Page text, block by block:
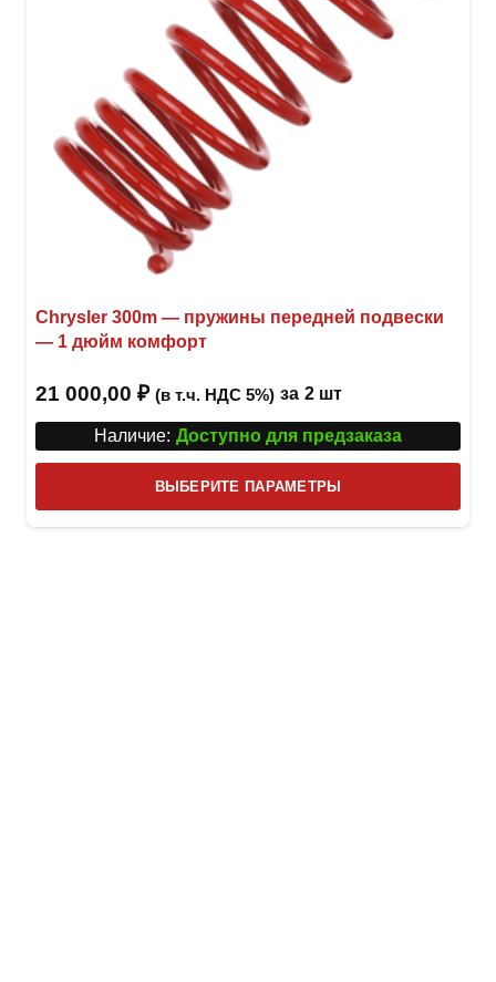
Chrysler 300m — пружины передней подвески
— 1 дюйм комфорт
21 000,00 ₽ (в т.ч. НДС 5%) за 2 шт
Наличие: Доступно для предзаказа
ВЫБЕРИТЕ ПАРАМЕТРЫ
товар